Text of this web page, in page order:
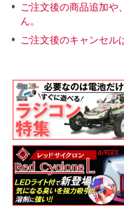
ご注文後の商品追加や
ん。
ご注文後のキャンセル